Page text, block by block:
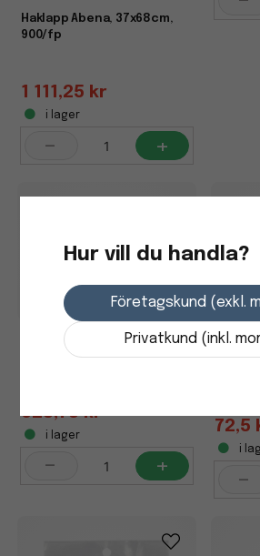
Haklapp Abena, 37x68cm,
900/fp
1 111,25 kr
i lager
- +
Torkrullställ Abena
Industrirulle Väggmonterad
623,75 kr
i lager
- +
72,5
i
-
Hur vill du handla?
Företagskund (exkl.
Privatkund (inkl.